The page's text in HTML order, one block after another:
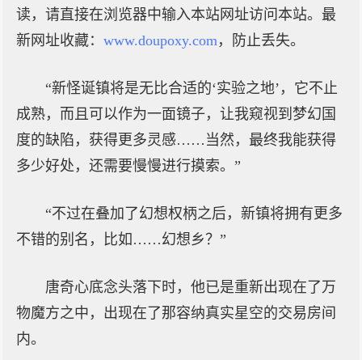
读，请直接在浏览器中输入本站网址访问本站。最
新网址收藏： www.doupoxy.com，防止丢失。
“新怪诞镇将是无比合适的‘实验之地’，它不止
成熟，而且可以作为一面镜子，让我窥视到梦幻国
度的缺陷，获得更多灵感……当然，最终我能获得
多少好处，还需要慢慢进行摸索。”
“不过在叠加了幻想权柄之后，新镇将拥有更多
不错的别名，比如……幻想乡？”
唐奇心底念头落下时，他已是重新出现在了万
物魔方之中，出现在了那容纳真实星空的交易房间
内。